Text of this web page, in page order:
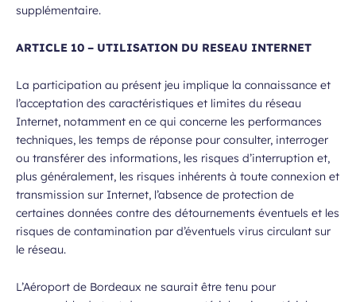
supplémentaire.
ARTICLE 10 – UTILISATION DU RESEAU INTERNET
La participation au présent jeu implique la connaissance et
l’acceptation des caractéristiques et limites du réseau
Internet, notamment en ce qui concerne les performances
techniques, les temps de réponse pour consulter, interroger
ou transférer des informations, les risques d’interruption et,
plus généralement, les risques inhérents à toute connexion et
transmission sur Internet, l’absence de protection de
certaines données contre des détournements éventuels et les
risques de contamination par d’éventuels virus circulant sur
le réseau.
L’Aéroport de Bordeaux ne saurait être tenu pour